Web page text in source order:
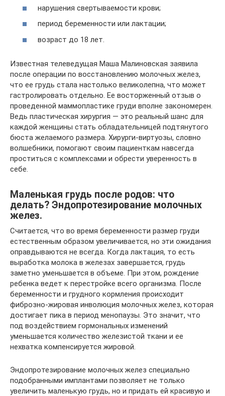
нарушения свертываемости крови;
период беременности или лактации;
возраст до 18 лет.
Известная телеведущая Маша Малиновская заявила
после операции по восстановлению молочных желез,
что ее грудь стала настолько великолепна, что может
гастролировать отдельно. Ее восторженный отзыв о
проведенной маммопластике груди вполне закономерен.
Ведь пластическая хирургия — это реальный шанс для
каждой женщины стать обладательницей подтянутого
бюста желаемого размера. Хирурги-виртуозы, словно
волшебники, помогают своим пациенткам навсегда
проститься с комплексами и обрести уверенность в
себе.
Маленькая грудь после родов: что
делать? Эндопротезирование молочных
желез.
Считается, что во время беременности размер груди
естественным образом увеличивается, но эти ожидания
оправдываются не всегда. Когда лактация, то есть
выработка молока в железах завершается, грудь
заметно уменьшается в объеме. При этом, рождение
ребенка ведет к перестройке всего организма. После
беременности и грудного кормления происходит
фиброзно-жировая инволюция молочных желез, которая
достигает пика в период менопаузы. Это значит, что
под воздействием гормональных изменений
уменьшается количество железистой ткани и ее
нехватка компенсируется жировой.
Эндопротезирование молочных желез специально
подобранными имплантами позволяет не только
увеличить маленькую грудь, но и придать ей красивую и